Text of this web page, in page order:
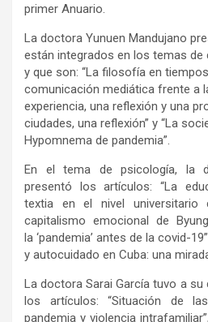
primer Anuario.
La doctora Yunuen Mandujano
están integrados en los temas de
y que son: “La filosofía en
comunicación mediática frente a
experiencia, una reflexión y una
ciudades, una reflexión” y “La
Hypomnema de pandemia”.
En el tema de psicología, la
presentó los artículos: “La
textia en el nivel universitario
capitalismo emocional de
la ‘pandemia’ antes de la covid-
y autocuidado en Cuba: una
La doctora Sarai García tuvo a
los artículos: “Situación de
pandemia y violencia